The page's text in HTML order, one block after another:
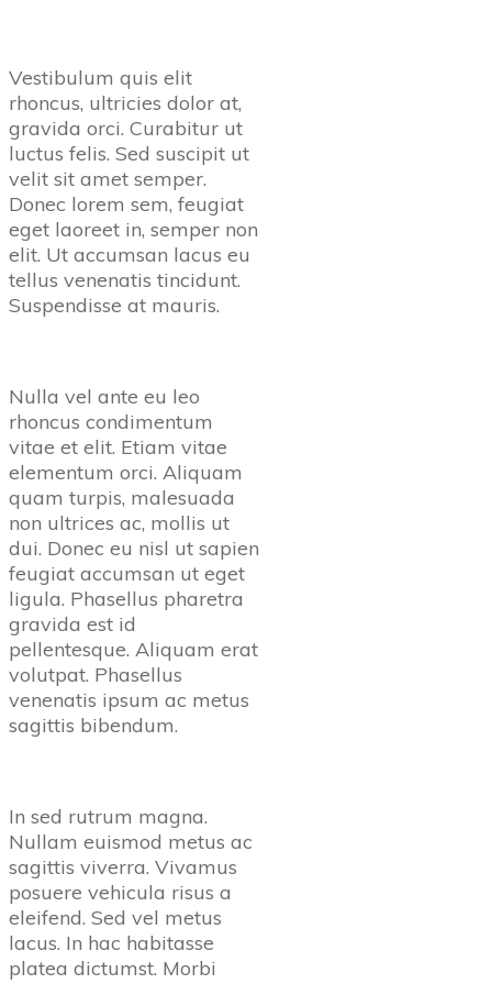
Vestibulum quis elit
rhoncus, ultricies dolor at,
gravida orci. Curabitur ut
luctus felis. Sed suscipit ut
velit sit amet semper.
Donec lorem sem, feugiat
eget laoreet in, semper non
elit. Ut accumsan lacus eu
tellus venenatis tincidunt.
Suspendisse at mauris.
Nulla vel ante eu leo
rhoncus condimentum
vitae et elit. Etiam vitae
elementum orci. Aliquam
quam turpis, malesuada
non ultrices ac, mollis ut
dui. Donec eu nisl ut sapien
feugiat accumsan ut eget
ligula. Phasellus pharetra
gravida est id
pellentesque. Aliquam erat
volutpat. Phasellus
venenatis ipsum ac metus
sagittis bibendum.
In sed rutrum magna.
Nullam euismod metus ac
sagittis viverra. Vivamus
posuere vehicula risus a
eleifend. Sed vel metus
lacus. In hac habitasse
platea dictumst. Morbi